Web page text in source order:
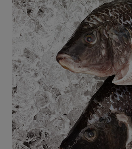
奶蛋豆・五穀
乳製
豆製品 米麵
肉品・水產
畜產肉類 水產
水畜加工品
肉食
海鮮
常備菜
蔬食
蛋料理
料理方式
烘焙．點心
把最好的台灣味帶回家！
防災用品預購圓滿結束
2026年端午節預購圓滿結束
更多預購活動
當季產品
合作25-經典快閃最後一週
合作25-精選產品第四彈
觀點文章
主婦食堂 一籃
社內大小事 合作
產品故事 生活
樂齡生活 親子
廚房瑜伽
關注議題
關於合作社
認識合作社
關於我們
合作社組織
員工與求才
產品檢驗
重要公告